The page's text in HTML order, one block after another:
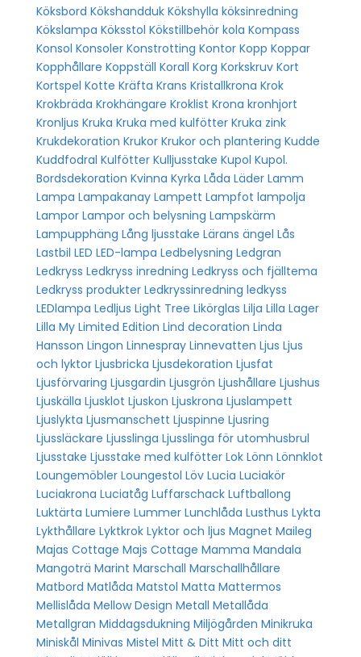
Köksbord Kökshandduk Kökshylla köksinredning
Kökslampa Köksstol Kökstillbehör kola Kompass
Konsol Konsoler Konstrotting Kontor Kopp Koppar
Kopphållare Koppställ Korall Korg Korkskruv Kort
Kortspel Kotte Kräfta Krans Kristallkrona Krok
Krokbräda Krokhängare Kroklist Krona kronhjort
Kronljus Kruka Kruka med kulfötter Kruka zink
Krukdekoration Krukor Krukor och plantering Kudde
Kuddfodral Kulfötter Kulljusstake Kupol Kupol.
Bordsdekoration Kvinna Kyrka Låda Läder Lamm
Lampa Lampakanay Lampett Lampfot lampolja
Lampor Lampor och belysning Lampskärm
Lampupphäng Lång ljusstake Lärans ängel Lås
Lastbil LED LED-lampa Ledbelysning Ledgran
Ledkryss Ledkryss inredning Ledkryss och fjälltema
Ledkryss produkter Ledkryssinredning ledkyss
LEDlampa Ledljus Light Tree Likörglas Lilja Lilla Lager
Lilla My Limited Edition Lind decoration Linda
Hansson Lingon Linnespray Linnevatten Ljus Ljus
och lyktor Ljusbricka Ljusdekoration Ljusfat
Ljusförvaring Ljusgardin Ljusgrön Ljushållare Ljushus
Ljuskälla Ljusklot Ljuskon Ljuskrona Ljuslampett
Ljuslykta Ljusmanschett Ljuspinne Ljusring
Ljussläckare Ljusslinga Ljusslinga för utomhusbrul
Ljusstake Ljusstake med kulfötter Lok Lönn Lönnklot
Loungemöbler Loungestol Löv Lucia Luciakör
Luciakrona Luciatåg Luffarschack Luftballong
Luktärta Lumiere Lummer Lunchlåda Lusthus Lykta
Lykthållare Lyktkrok Lyktor och ljus Magnet Maileg
Majas Cottage Majs Cottage Mamma Mandala
Mangoträ Marint Marschall Marschallhållare
Matbord Matlåda Matstol Matta Mattermos
Mellislåda Mellow Design Metall Metallåda
Metallgran Middagsdukning Miljögården Minikruka
Miniskål Minivas Mistel Mitt & Ditt Mitt och ditt